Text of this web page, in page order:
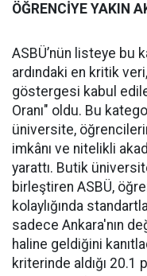
ÖĞRENCİYE YAKIN
ASBÜ’nün listeye bu
ardındaki en kritik
göstergesi kabul
Oranı" oldu. Bu
üniversite,
imkânı ve nitelikli
yarattı. Butik
birleştiren ASBÜ,
kolaylığında
sadece Ankara'nın
haline geldiğini
kriterinde aldığı 20.1